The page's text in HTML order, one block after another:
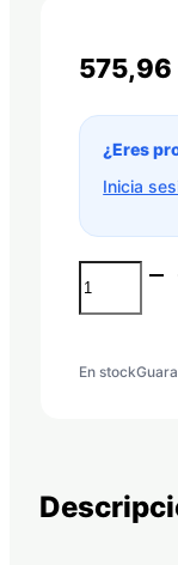
575,96
¿Eres
Inicia
XPRO
0278
quantity
En stock